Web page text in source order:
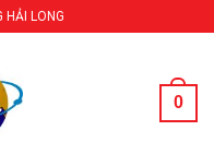
HẢI LONG
0